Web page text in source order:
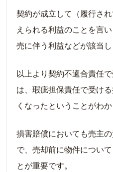
契約が成立して（履行さ
えられる利益のことを言
売に伴う利益などが該当し
以上より契約不適合責任
は、瑕疵担保責任で受け
くなったということがわか
損害賠償においても売主
で、売却前に物件につい
とが重要です。